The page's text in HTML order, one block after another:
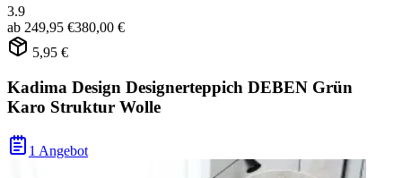
3.9
ab 249,95 €380,00 €
5,95 €
Kadima Design Designerteppich DEBEN Grün
Karo Struktur Wolle
1 Angebot